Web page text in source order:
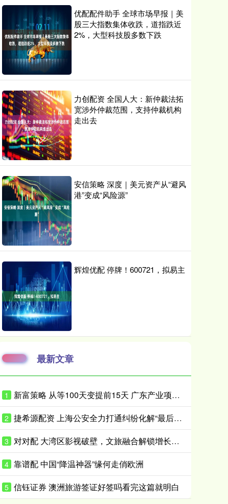
优配配件助手 全球市场早报｜美
股三大指数集体收跌，道指跌近
2%，大型科技股多数下跌
力创配资 全国人大：新仲裁法拓
宽涉外仲裁范围，支持仲裁机构
走出去
安信策略 深度｜美元资产从“避风
港”变成“风险源”
辉煌优配 停牌！600721，拟易主
最新文章
1 新富策略 从等100天变提前15天 广东产业项目投产审批如何抢时间？
2 捷希源配资 上海公安全力打通纠纷化解“最后一百米”
3 对对配 大湾区影视破壁，文旅融合解锁增长新范式
4 靠谱配 中国“降温神器”缘何走俏欧洲
5 信钰证券 澳洲旅游签证好签吗看完这篇就明白